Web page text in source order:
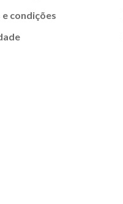
e condições